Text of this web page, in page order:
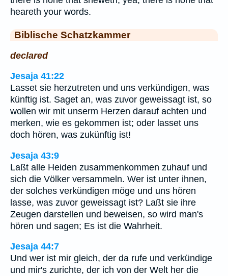
heareth your words.
Biblische Schatzkammer
declared
Jesaja 41:22
Lasset sie herzutreten und uns verkündigen, was
künftig ist. Saget an, was zuvor geweissagt ist, so
wollen wir mit unserm Herzen darauf achten und
merken, wie es gekommen ist; oder lasset uns
doch hören, was zukünftig ist!
Jesaja 43:9
Laßt alle Heiden zusammenkommen zuhauf und
sich die Völker versammeln. Wer ist unter ihnen,
der solches verkündigen möge und uns hören
lasse, was zuvor geweissagt ist? Laßt sie ihre
Zeugen darstellen und beweisen, so wird man's
hören und sagen; Es ist die Wahrheit.
Jesaja 44:7
Und wer ist mir gleich, der da rufe und verkündige
und mir's zurichte, der ich von der Welt her die